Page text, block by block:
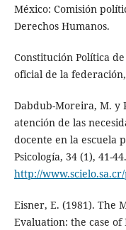
México: Comisión
Derechos Humanos.
Constitución Política
oficial de la
Dabdub-Moreira, M. y
atención de las
docente en la escuela
Psicología, 34 (1), 41-
http://
Eisner, E. (1981). The
Evaluation: the case